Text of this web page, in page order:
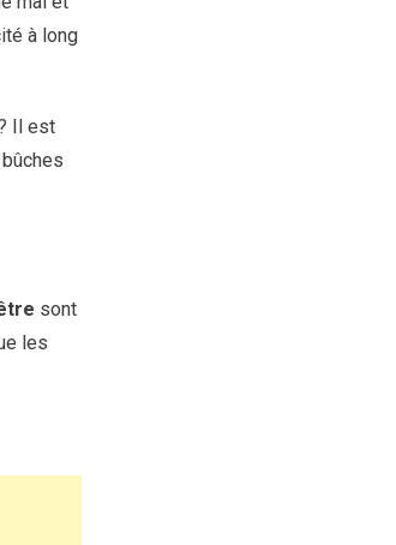
à long
Il est
sont
les